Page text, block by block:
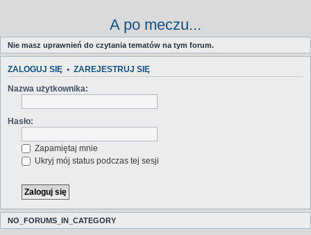
A po meczu...
Nie masz uprawnień do czytania tematów na tym forum.
ZALOGUJ SIĘ • ZAREJESTRUJ SIĘ
Nazwa użytkownika:
Hasło:
Zapamiętaj mnie
Ukryj mój status podczas tej sesji
NO_FORUMS_IN_CATEGORY